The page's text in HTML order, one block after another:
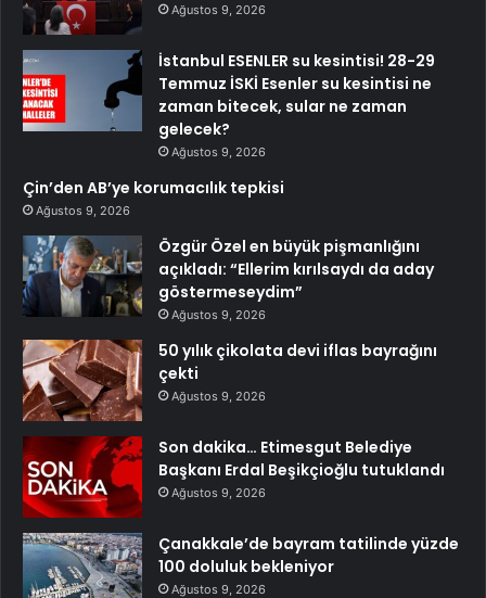
Ağustos 9, 2026
İstanbul ESENLER su kesintisi! 28-29
Temmuz İSKİ Esenler su kesintisi ne
zaman bitecek, sular ne zaman
gelecek?
Ağustos 9, 2026
Çin’den AB’ye korumacılık tepkisi
Ağustos 9, 2026
Özgür Özel en büyük pişmanlığını
açıkladı: “Ellerim kırılsaydı da aday
göstermeseydim”
Ağustos 9, 2026
50 yılık çikolata devi iflas bayrağını
çekti
Ağustos 9, 2026
Son dakika… Etimesgut Belediye
Başkanı Erdal Beşikçioğlu tutuklandı
Ağustos 9, 2026
Çanakkale’de bayram tatilinde yüzde
100 doluluk bekleniyor
Ağustos 9, 2026